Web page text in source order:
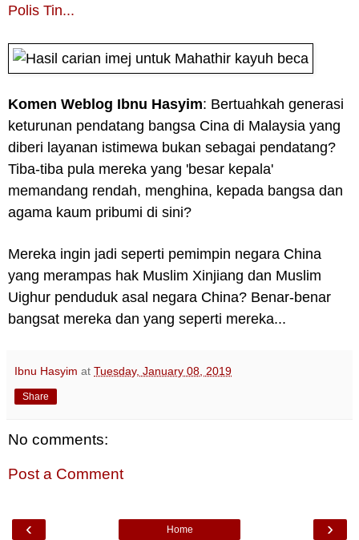
Polis Tin...
Komen Weblog Ibnu Hasyim: Bertuahkah generasi
keturunan pendatang bangsa Cina di Malaysia yang
diberi layanan istimewa bukan sebagai pendatang?
Tiba-tiba pula mereka yang 'besar kepala'
memandang rendah, menghina, kepada bangsa dan
agama kaum pribumi di sini?
Mereka ingin jadi seperti pemimpin negara China
yang merampas hak Muslim Xinjiang dan Muslim
Uighur penduduk asal negara China? Benar-benar
bangsat mereka dan yang seperti mereka...
Ibnu Hasyim at Tuesday, January 08, 2019
Share
No comments:
Post a Comment
‹ ›
Home